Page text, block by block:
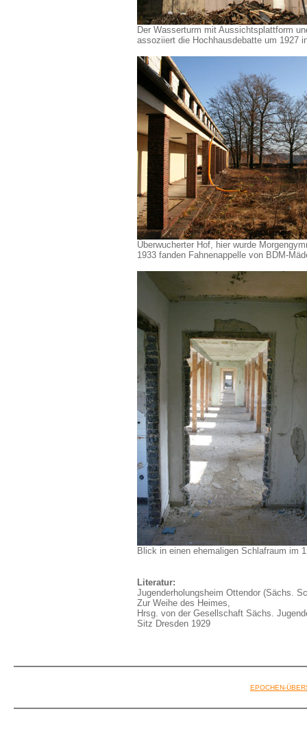
Der Wasserturm mit Aussichtsplattform
assoziiert die Hochhausdebatte um 1927
Überwucherter Hof, hier wurde
1933 fanden Fahnenappelle von BDM-
Blick in einen ehemaligen Schlafraum im
Literatur:
Jugenderholungsheim Ottendor (Sächs.
Zur Weihe des Heimes,
Hrsg. von der Gesellschaft Sächs.
Sitz Dresden 1929
EPOCHEN-